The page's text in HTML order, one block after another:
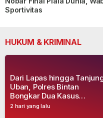
Sportivitas
HUKUM & KRIMINAL
2 hari yang lalu
Dari Lapas hingga
Uban, Polres Bintan
Bongkar Dua Kasus
Narkoba, Empat Tersangka